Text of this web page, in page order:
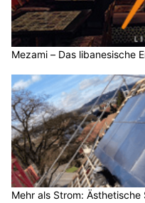
Mezami – Das libanesische
Mehr als Strom: